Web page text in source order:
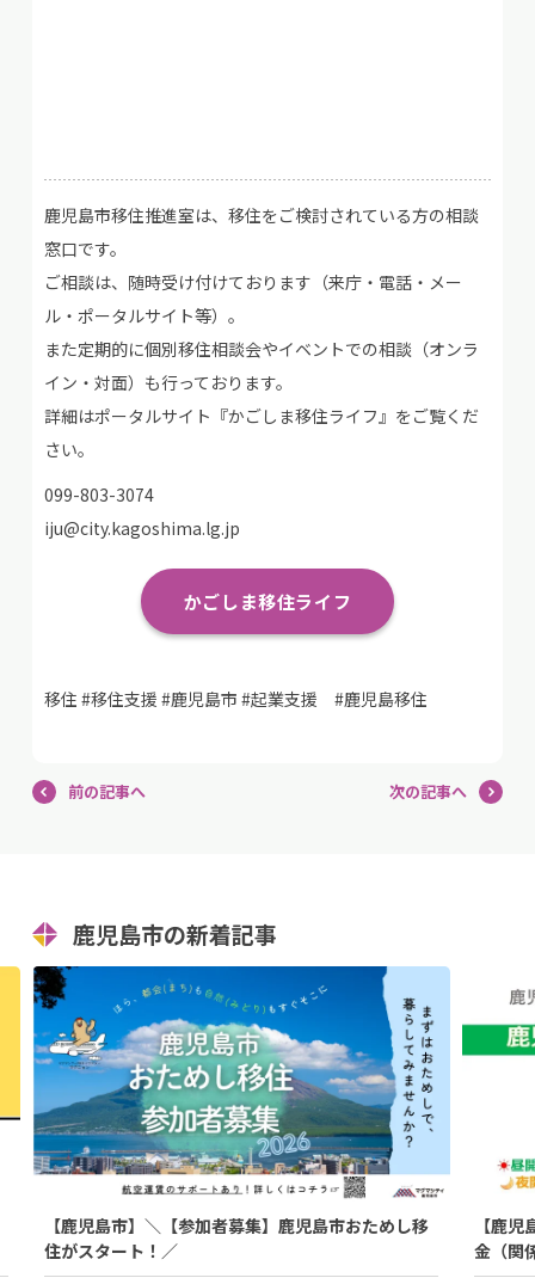
鹿児島市移住推進室は、移住をご検討されている方の相談
窓口です。
ご相談は、随時受け付けております（来庁・電話・メー
ル・ポータルサイト等）。
また定期的に個別移住相談会やイベントでの相談（オンラ
イン・対面）も行っております。
詳細はポータルサイト『かごしま移住ライフ』をご覧くだ
さい。
099-803-3074
iju@city.kagoshima.lg.jp
かごしま移住ライフ
移住 #移住支援 #鹿児島市 #起業支援 #鹿児島移住
前の記事へ 次の記事へ
鹿児島市の新着記事
【鹿児島市】＼【参加者募集】鹿児島市おためし移
住がスタート！／
【鹿
金（関